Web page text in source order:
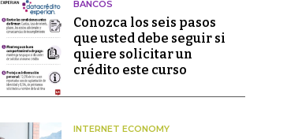
BANCOS
Conozca los seis pasos
que usted debe seguir si
quiere solicitar un
crédito este curso
INTERNET ECONOMY